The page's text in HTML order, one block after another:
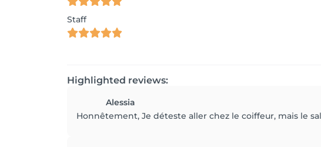
Staff
Highlighted reviews:
Alessia
Honnêtement, Je déteste aller chez le coiffeur, mais le